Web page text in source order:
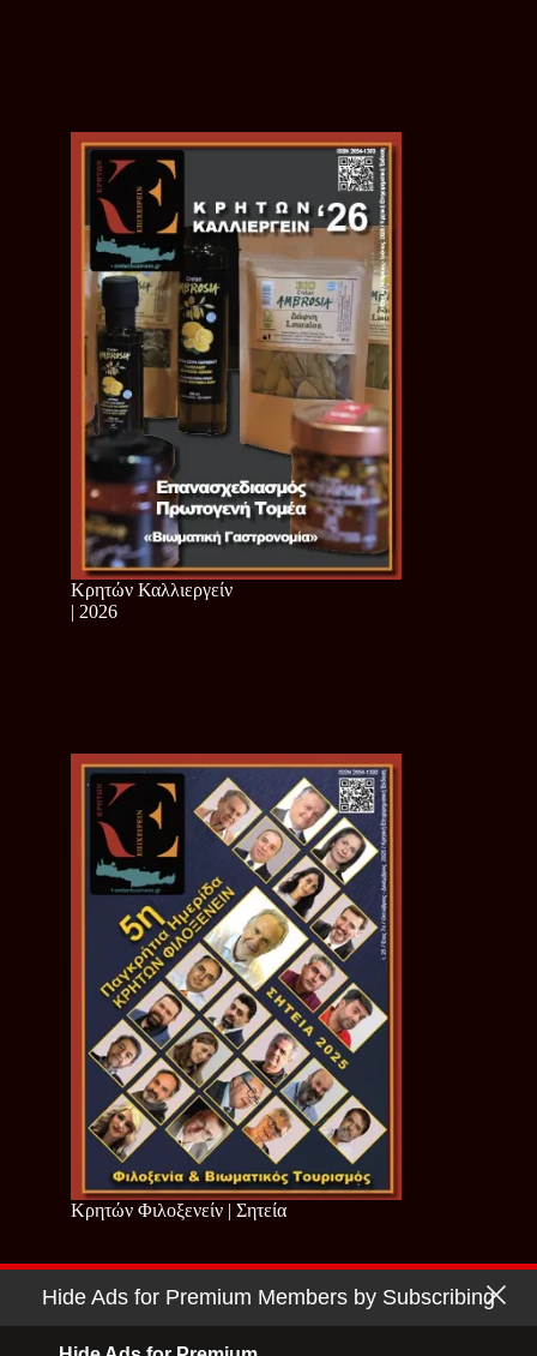
Κρητών Καλλιεργείν
| 2026
Κρητών Φιλοξενείν | Σητεία
Copyright © 2026 - Cretan Business | Κρητών Επιχειρείν
Hide Ads for Premium Members by Subscribing